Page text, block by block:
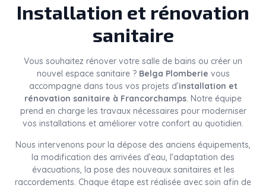
Installation et rénovation
sanitaire
Vous souhaitez rénover votre salle de bains ou créer un
nouvel espace sanitaire ? Belga Plomberie vous
accompagne dans tous vos projets d’installation et
rénovation sanitaire à Francorchamps. Notre équipe
prend en charge les travaux nécessaires pour moderniser
vos installations et améliorer votre confort au quotidien.
Nous intervenons pour la dépose des anciens équipements,
la modification des arrivées d’eau, l’adaptation des
évacuations, la pose des nouveaux sanitaires et les
raccordements. Chaque étape est réalisée avec soin afin de